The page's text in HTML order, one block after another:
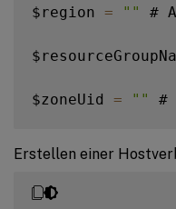
$region = "" #
$zoneUid = "" #
Erstellen einer